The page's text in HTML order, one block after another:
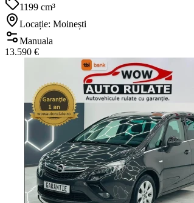
1199 cm³
Locație: Moinești
Manuala
13.590 €